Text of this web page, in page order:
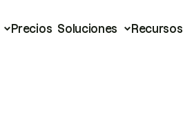
Precios Soluciones Recursos